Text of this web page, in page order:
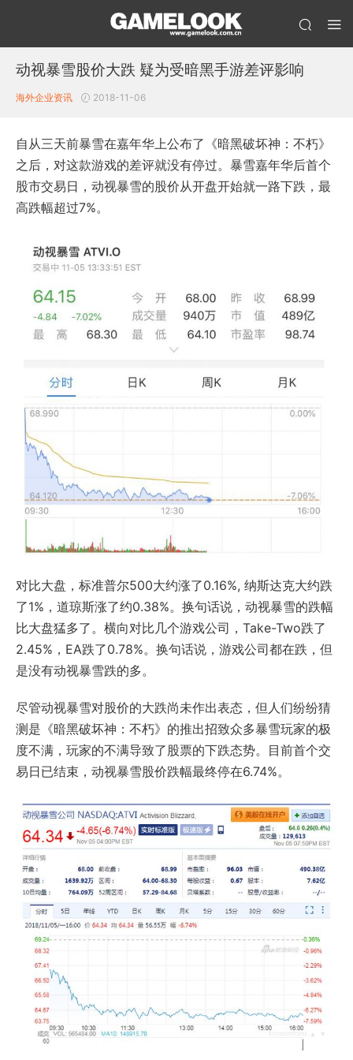
动视暴雪股价大跌 疑为受暗黑手游差评影响
海外企业资讯 2018-11-06
自从三天前暴雪在嘉年华上公布了《暗黑破坏神：不朽》
之后，对这款游戏的差评就没有停过。暴雪嘉年华后首个
股市交易日，动视暴雪的股价从开盘开始就一路下跌，最
高跌幅超过7%。
对比大盘，标准普尔500大约涨了0.16%, 纳斯达克大约跌
了1%，道琼斯涨了约0.38%。换句话说，动视暴雪的跌幅
比大盘猛多了。横向对比几个游戏公司，Take-Two跌了
2.45%，EA跌了0.78%。换句话说，游戏公司都在跌，但
是没有动视暴雪跌的多。
尽管动视暴雪对股价的大跌尚未作出表态，但人们纷纷猜
测是《暗黑破坏神：不朽》的推出招致众多暴雪玩家的极
度不满，玩家的不满导致了股票的下跌态势。目前首个交
易日已结束，动视暴雪股价跌幅最终停在6.74%。